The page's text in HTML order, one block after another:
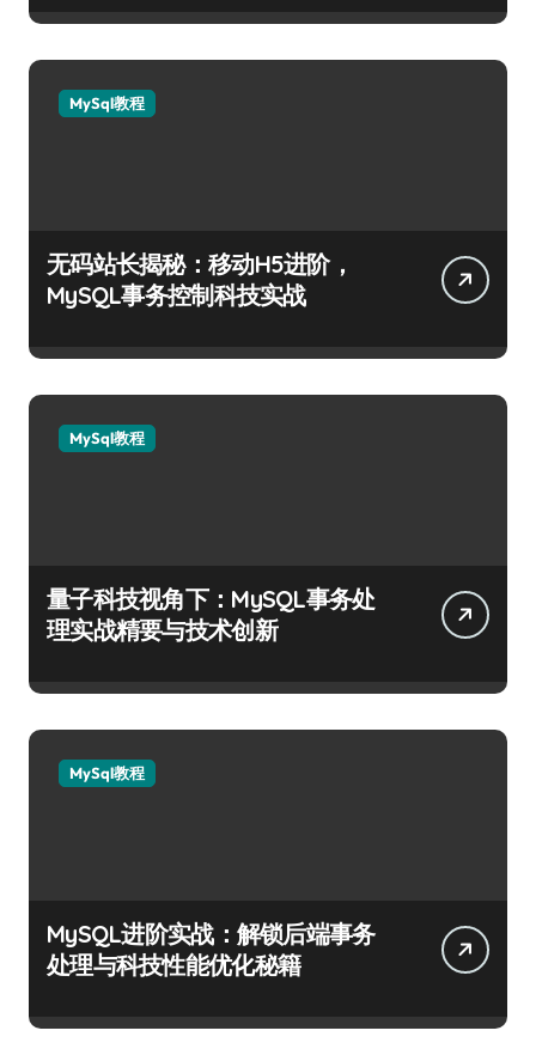
MySql教程
无码站长揭秘：移动H5进阶，
MySQL事务控制科技实战
MySql教程
量子科技视角下：MySQL事务处
理实战精要与技术创新
MySql教程
MySQL进阶实战：解锁后端事务
处理与科技性能优化秘籍